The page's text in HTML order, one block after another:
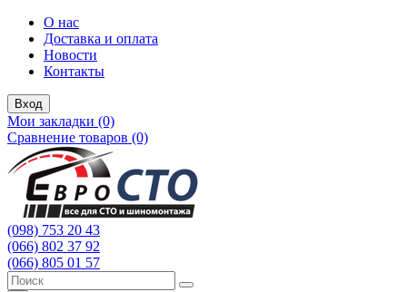
О нас
Доставка и оплата
Новости
Контакты
Вход
Мои закладки (0)
Сравнение товаров (0)
(098) 753 20 43
(066) 802 37 92
(066) 805 01 57